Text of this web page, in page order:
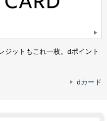
ジットもこれ一枚。dポイント
dカード